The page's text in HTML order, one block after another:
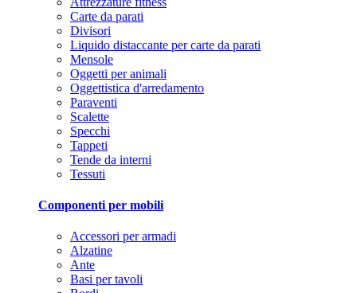
Carte da parati
Divisori
Liquido distaccante per carte da parati
Mensole
Oggetti per animali
Oggettistica d'arredamento
Paraventi
Scalette
Specchi
Tappeti
Tende da interni
Tessuti
Componenti per mobili
Accessori per armadi
Alzatine
Ante
Basi per tavoli